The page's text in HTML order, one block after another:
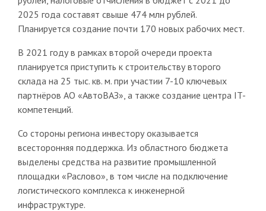
2025 года составят свыше 474 млн рублей.
Планируется создание почти 170 новых рабочих мест.
В 2021 году в рамках второй очереди проекта
планируется приступить к строительству второго
склада на 25 тыс. кв. м. при участии 7-10 ключевых
партнёров АО «АвтоВАЗ», а также создание центра IT-
компетенций.
Со стороны региона инвестору оказывается
всесторонняя поддержка. Из областного бюджета
выделены средства на развитие промышленной
площадки «Раслово», в том числе на подключение
логистического комплекса к инженерной
инфраструктуре.